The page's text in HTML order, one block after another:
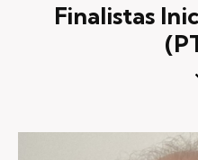
Finalistas